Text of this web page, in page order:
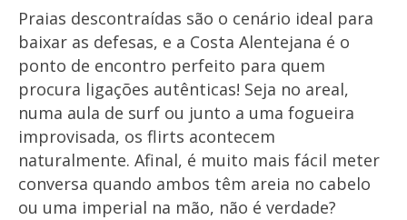
Praias descontraídas são o cenário ideal para
baixar as defesas, e a Costa Alentejana é o
ponto de encontro perfeito para quem
procura ligações autênticas! Seja no areal,
numa aula de surf ou junto a uma fogueira
improvisada, os flirts acontecem
naturalmente. Afinal, é muito mais fácil meter
conversa quando ambos têm areia no cabelo
ou uma imperial na mão, não é verdade?